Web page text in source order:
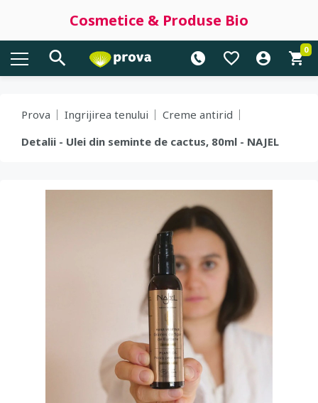
Cosmetice & Produse Bio
0
Prova Ingrijirea tenului
Creme antirid
Detalii - Ulei din seminte de cactus, 80ml - NAJEL